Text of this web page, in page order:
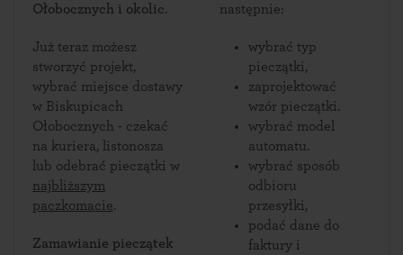
Ołobocznych i okolic.
Już teraz możesz
stworzyć projekt,
wybrać miejsce dostawy
w Biskupicach
Ołobocznych - czekać
na kuriera, listonosza
lub odebrać pieczątki w
najbliższym
paczkomacie.
Zamawianie pieczątek
następnie:
wybrać typ
pieczątki,
zaprojektować
wzór pieczątki.
wybrać model
automatu.
wybrać sposób
odbioru
przesyłki,
podać dane do
faktury i